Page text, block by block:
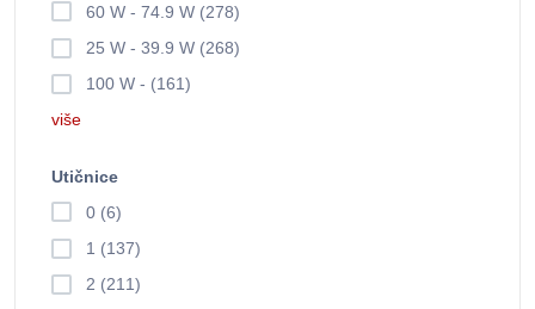
60 W - 74.9 W (278)
25 W - 39.9 W (268)
100 W - (161)
više
Utičnice
0 (6)
1 (137)
2 (211)